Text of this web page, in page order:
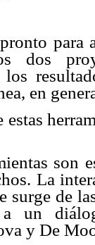
para
dos
los
en
estas
La
surge de
un
y De